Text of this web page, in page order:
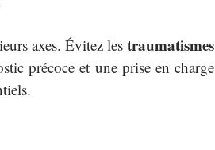
axes. Évitez les traumatismes
précoce et une prise en charge